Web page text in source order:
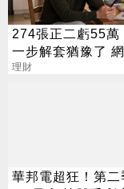
274張正二虧55萬
一步解套猶豫了
戳盲點
理財
華邦電超狂！第二